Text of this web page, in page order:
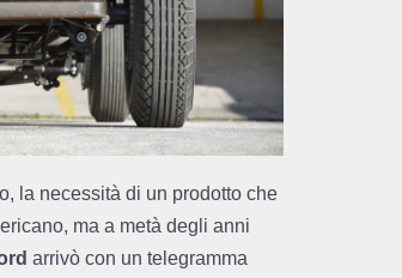
la necessità di un prodotto che
ma a metà degli anni
arrivò con un telegramma